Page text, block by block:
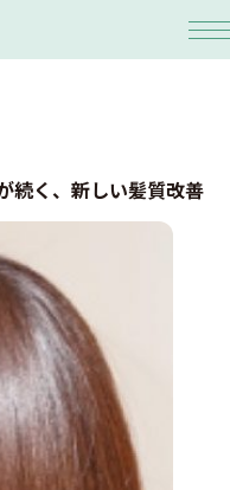
続く、新しい髪質改善